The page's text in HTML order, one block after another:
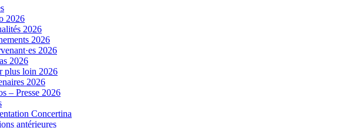
2026
2026
2026
2026
2026
plus loin 2026
2026
– Presse 2026
Concertina
antérieures